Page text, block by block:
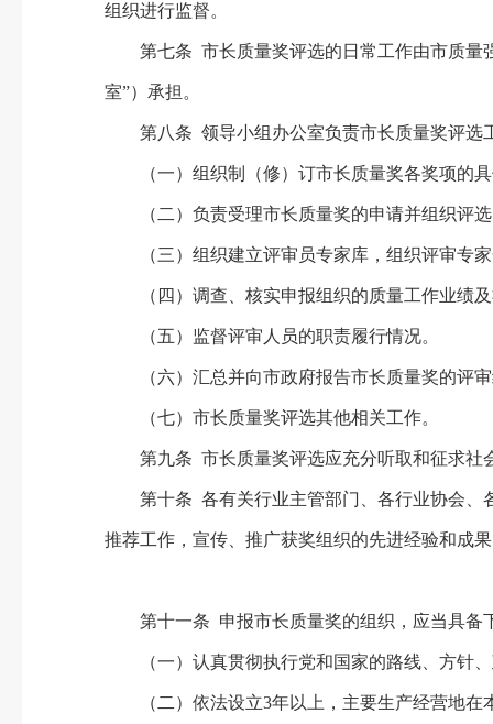
组织进行监督。
第七条 市长质量奖评选的日常工作由市质量
室”）承担。
第八条 领导小组办公室负责市长质量奖评选
（一）组织制（修）订市长质量奖各奖项的具
（二）负责受理市长质量奖的申请并组织评
（三）组织建立评审员专家库，组织评审专家
（四）调查、核实申报组织的质量工作业绩及
（五）监督评审人员的职责履行情况。
（六）汇总并向市政府报告市长质量奖的评审
（七）市长质量奖评选其他相关工作。
第九条 市长质量奖评选应充分听取和征求社
第十条 各有关行业主管部门、各行业协会、
推荐工作，宣传、推广获奖组织的先进经验和成
第十一条 申报市长质量奖的组织，应当具备
（一）认真贯彻执行党和国家的路线、方针、
（二）依法设立3年以上，主要生产经营地在